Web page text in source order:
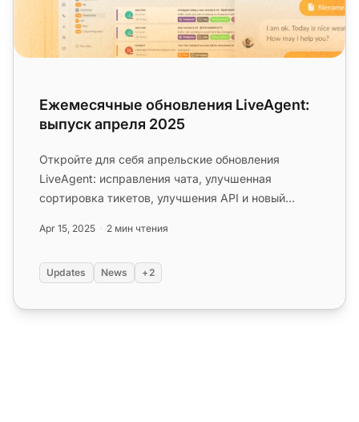
Ежемесячные обновления LiveAgent:
выпуск апреля 2025
Откройте для себя апрельские обновления
LiveAgent: исправления чата, улучшенная
сортировка тикетов, улучшения API и новый
Apr 15, 2025 2 мин чтения
Updates News +2